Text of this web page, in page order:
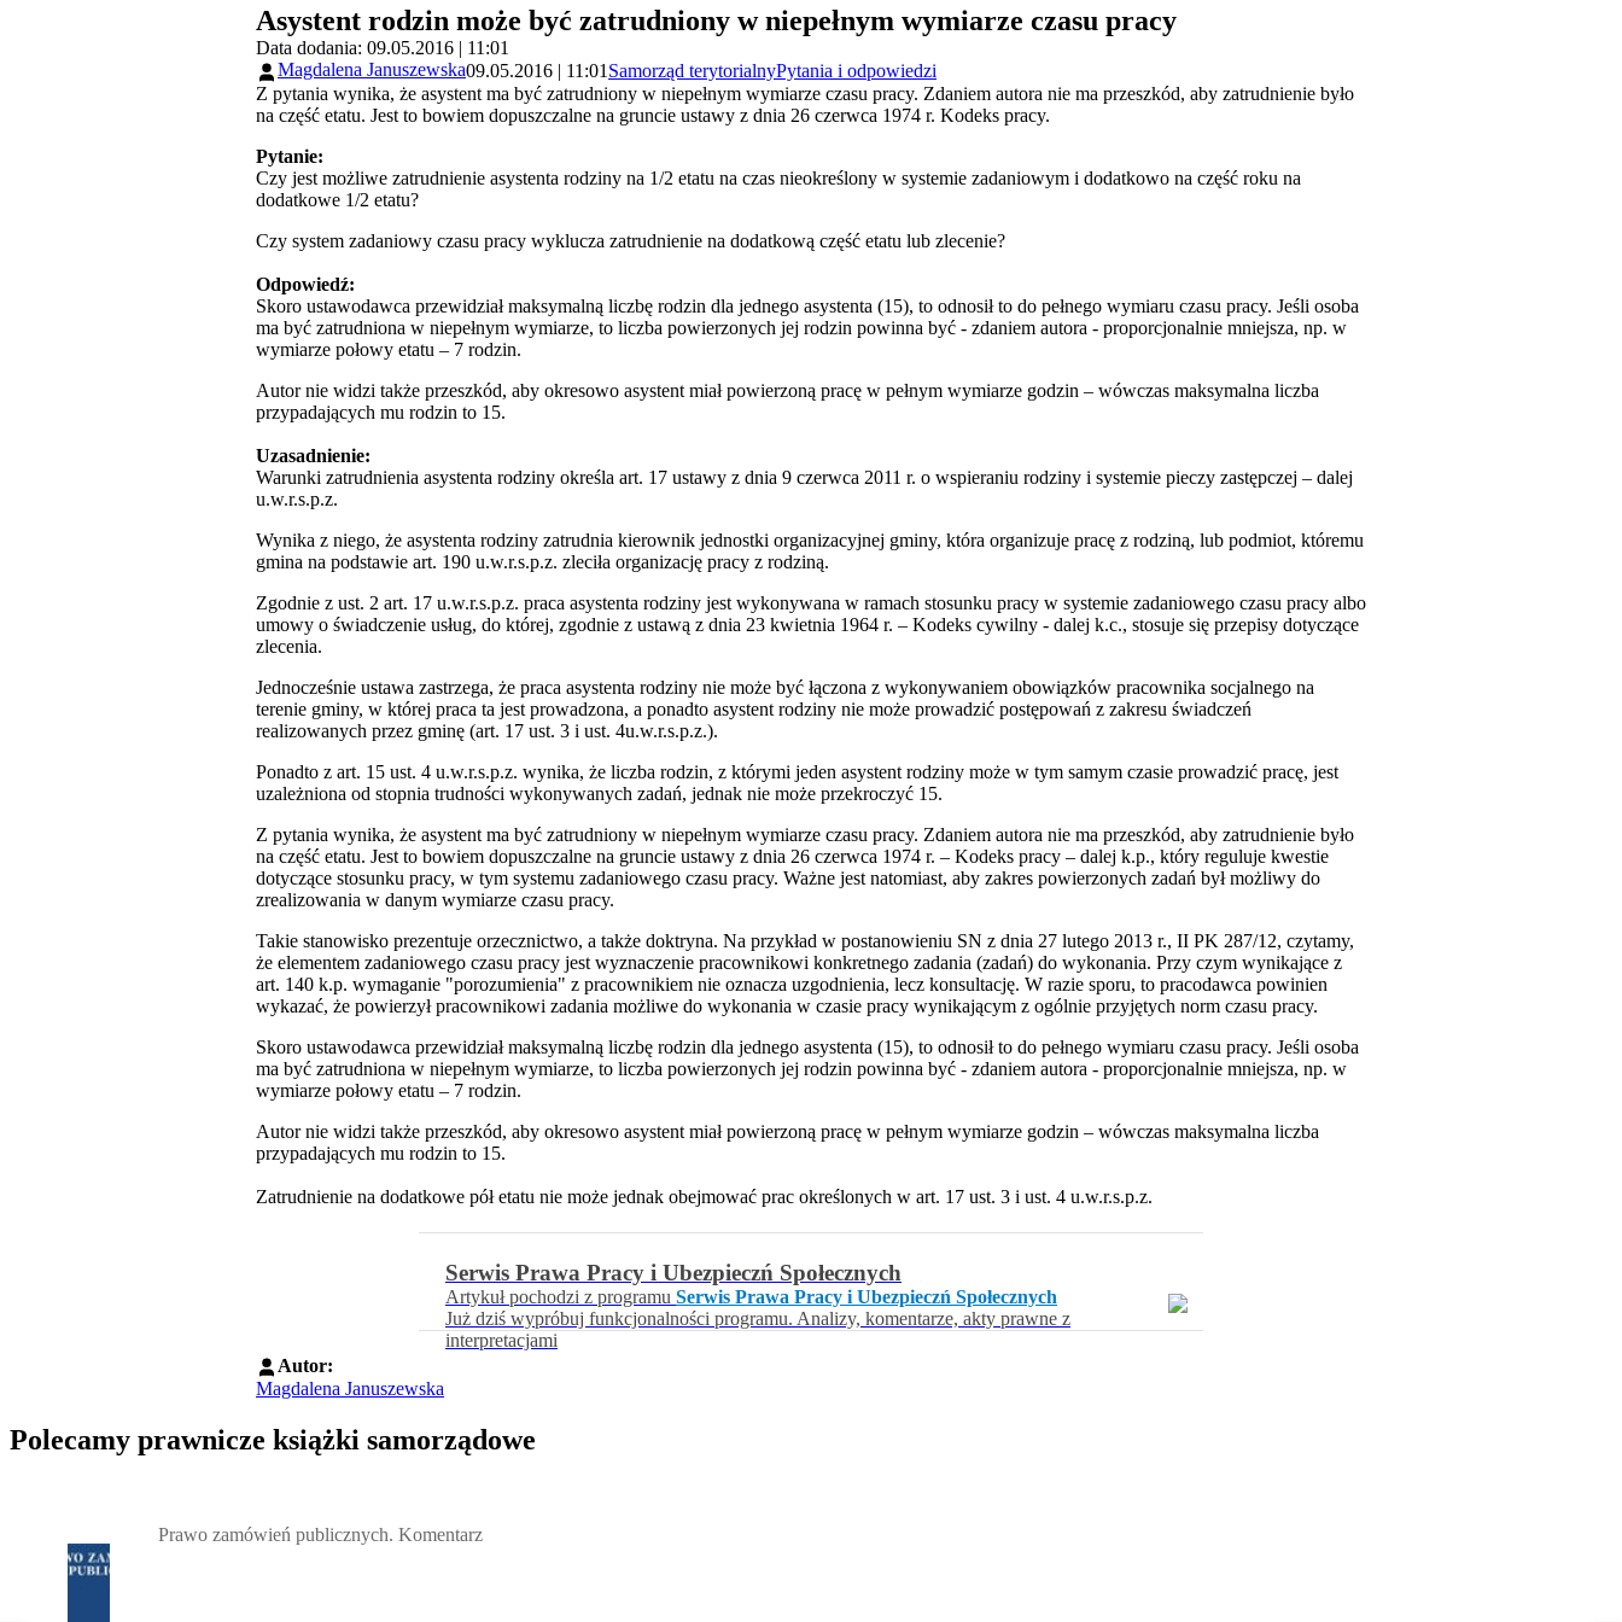
Asystent rodzin może być zatrudniony w niepełnym wymiarze czasu pracy
Data dodania: 09.05.2016 | 11:01
Magdalena Januszewska09.05.2016 | 11:01 Samorząd terytorialnyPytania i odpowiedzi
Z pytania wynika, że asystent ma być zatrudniony w niepełnym wymiarze czasu pracy. Zdaniem autora nie ma przeszkód, aby zatrudnienie było
na część etatu. Jest to bowiem dopuszczalne na gruncie ustawy z dnia 26 czerwca 1974 r. Kodeks pracy.
Pytanie:
Czy jest możliwe zatrudnienie asystenta rodziny na 1/2 etatu na czas nieokreślony w systemie zadaniowym i dodatkowo na część roku na
dodatkowe 1/2 etatu?
Czy system zadaniowy czasu pracy wyklucza zatrudnienie na dodatkową część etatu lub zlecenie?
Odpowiedź:
Skoro ustawodawca przewidział maksymalną liczbę rodzin dla jednego asystenta (15), to odnosił to do pełnego wymiaru czasu pracy. Jeśli osoba
ma być zatrudniona w niepełnym wymiarze, to liczba powierzonych jej rodzin powinna być - zdaniem autora - proporcjonalnie mniejsza, np. w
wymiarze połowy etatu – 7 rodzin.
Autor nie widzi także przeszkód, aby okresowo asystent miał powierzoną pracę w pełnym wymiarze godzin – wówczas maksymalna liczba
przypadających mu rodzin to 15.
Uzasadnienie:
Warunki zatrudnienia asystenta rodziny określa art. 17 ustawy z dnia 9 czerwca 2011 r. o wspieraniu rodziny i systemie pieczy zastępczej – dalej
u.w.r.s.p.z.
Wynika z niego, że asystenta rodziny zatrudnia kierownik jednostki organizacyjnej gminy, która organizuje pracę z rodziną, lub podmiot, któremu
gmina na podstawie art. 190 u.w.r.s.p.z. zleciła organizację pracy z rodziną.
Zgodnie z ust. 2 art. 17 u.w.r.s.p.z. praca asystenta rodziny jest wykonywana w ramach stosunku pracy w systemie zadaniowego czasu pracy albo
umowy o świadczenie usług, do której, zgodnie z ustawą z dnia 23 kwietnia 1964 r. – Kodeks cywilny - dalej k.c., stosuje się przepisy dotyczące
zlecenia.
Jednocześnie ustawa zastrzega, że praca asystenta rodziny nie może być łączona z wykonywaniem obowiązków pracownika socjalnego na
terenie gminy, w której praca ta jest prowadzona, a ponadto asystent rodziny nie może prowadzić postępowań z zakresu świadczeń
realizowanych przez gminę (art. 17 ust. 3 i ust. 4u.w.r.s.p.z.).
Ponadto z art. 15 ust. 4 u.w.r.s.p.z. wynika, że liczba rodzin, z którymi jeden asystent rodziny może w tym samym czasie prowadzić pracę, jest
uzależniona od stopnia trudności wykonywanych zadań, jednak nie może przekroczyć 15.
Z pytania wynika, że asystent ma być zatrudniony w niepełnym wymiarze czasu pracy. Zdaniem autora nie ma przeszkód, aby zatrudnienie było
na część etatu. Jest to bowiem dopuszczalne na gruncie ustawy z dnia 26 czerwca 1974 r. – Kodeks pracy – dalej k.p., który reguluje kwestie
dotyczące stosunku pracy, w tym systemu zadaniowego czasu pracy. Ważne jest natomiast, aby zakres powierzonych zadań był możliwy do
zrealizowania w danym wymiarze czasu pracy.
Takie stanowisko prezentuje orzecznictwo, a także doktryna. Na przykład w postanowieniu SN z dnia 27 lutego 2013 r., II PK 287/12, czytamy,
że elementem zadaniowego czasu pracy jest wyznaczenie pracownikowi konkretnego zadania (zadań) do wykonania. Przy czym wynikające z
art. 140 k.p. wymaganie "porozumienia" z pracownikiem nie oznacza uzgodnienia, lecz konsultację. W razie sporu, to pracodawca powinien
wykazać, że powierzył pracownikowi zadania możliwe do wykonania w czasie pracy wynikającym z ogólnie przyjętych norm czasu pracy.
Skoro ustawodawca przewidział maksymalną liczbę rodzin dla jednego asystenta (15), to odnosił to do pełnego wymiaru czasu pracy. Jeśli osoba
ma być zatrudniona w niepełnym wymiarze, to liczba powierzonych jej rodzin powinna być - zdaniem autora - proporcjonalnie mniejsza, np. w
wymiarze połowy etatu – 7 rodzin.
Autor nie widzi także przeszkód, aby okresowo asystent miał powierzoną pracę w pełnym wymiarze godzin – wówczas maksymalna liczba
przypadających mu rodzin to 15.
Zatrudnienie na dodatkowe pół etatu nie może jednak obejmować prac określonych w art. 17 ust. 3 i ust. 4 u.w.r.s.p.z.
Serwis Prawa Pracy i Ubezpieczń Społecznych
Artykuł pochodzi z programu Serwis Prawa Pracy i Ubezpieczń Społecznych
Już dziś wypróbuj funkcjonalności programu. Analizy, komentarze, akty prawne z
interpretacjami
Autor:
Magdalena Januszewska
Polecamy prawnicze książki samorządowe
Prawo zamówień publicznych. Komentarz